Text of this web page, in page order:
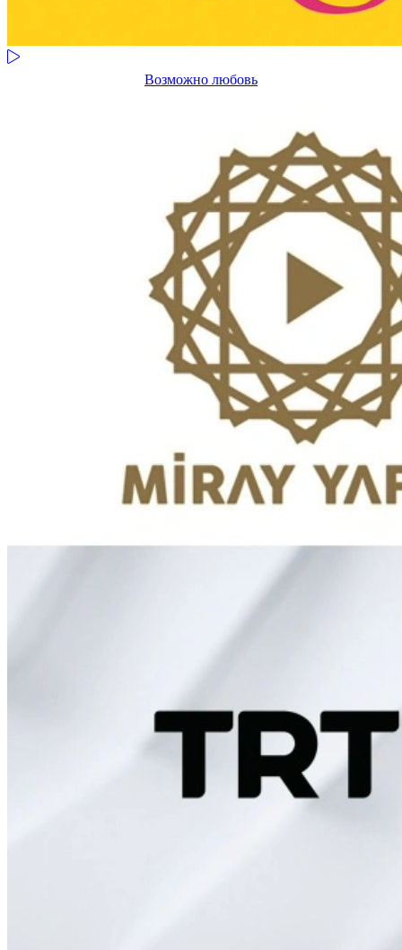
Возможно любовь